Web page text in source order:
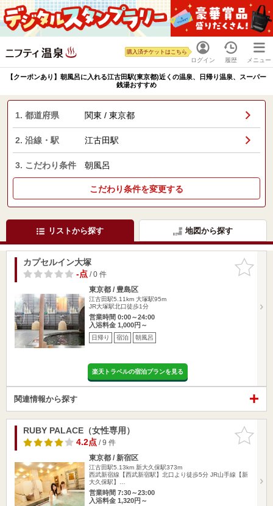
ログイン
購入済チケットはこちら
履歴 メニュー
【クーポンあり】朝風呂に入れる江古田駅(東京都)近くの温泉、日帰り温泉、スーパー
銭湯おすすめ
1. 都道府県 関東 / 東京都
2. 沿線・駅 江古田駅
3. こだわり条件 朝風呂
こだわり条件を変更する
リストから探す 地図から探す
お気に入
りに追加
カプセルイン大塚
-点/ 0 件
東京都 / 豊島区
江古田駅5.11km 大塚駅95m
JR大塚駅北口徒歩1分
営業時間 0:00～24:00
入浴料金 1,000円～
日帰り 宿泊 朝風呂
楽天トラベルの宿泊プランを見る
関連情報から探す
お気に入
りに追加
RUBY PALACE（女性専用）
4.2点/ 9 件
東京都 / 新宿区
江古田駅5.13km 新大久保駅373m
西武新宿線【西武新宿駅】北口より徒歩5分 JR山手線【新
大久保駅】…
営業時間 7:30～23:00
入浴料金 1,320円～